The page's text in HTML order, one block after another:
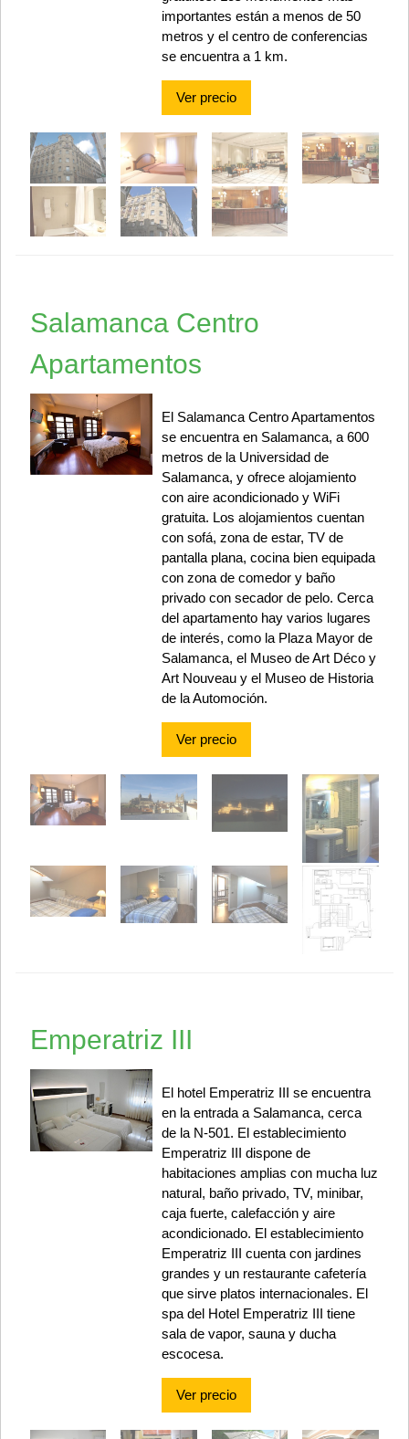
importantes están a menos de 50
metros y el centro de conferencias
se encuentra a 1 km.
Ver precio
Salamanca Centro
Apartamentos
El Salamanca Centro Apartamentos
se encuentra en Salamanca, a 600
metros de la Universidad de
Salamanca, y ofrece alojamiento
con aire acondicionado y WiFi
gratuita. Los alojamientos cuentan
con sofá, zona de estar, TV de
pantalla plana, cocina bien equipada
con zona de comedor y baño
privado con secador de pelo. Cerca
del apartamento hay varios lugares
de interés, como la Plaza Mayor de
Salamanca, el Museo de Art Déco y
Art Nouveau y el Museo de Historia
de la Automoción.
Ver precio
Emperatriz III
El hotel Emperatriz III se encuentra
en la entrada a Salamanca, cerca
de la N-501. El establecimiento
Emperatriz III dispone de
habitaciones amplias con mucha luz
natural, baño privado, TV, minibar,
caja fuerte, calefacción y aire
acondicionado. El establecimiento
Emperatriz III cuenta con jardines
grandes y un restaurante cafetería
que sirve platos internacionales. El
spa del Hotel Emperatriz III tiene
sala de vapor, sauna y ducha
escocesa.
Ver precio